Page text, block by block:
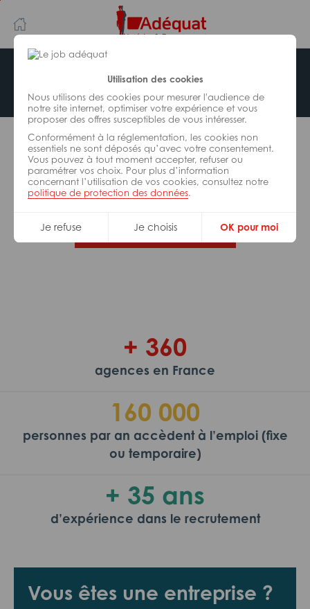
Utilisation des cookies
Nous utilisons des cookies pour mesurer l'audience de
notre site internet, optimiser votre expérience et vous
proposer des offres susceptibles de vous intéresser.
Conformément à la réglementation, les cookies non
essentiels ne sont déposés qu’avec votre consentement.
Vous pouvez à tout moment accepter, refuser ou
paramétrer vos choix. Pour plus d’information
concernant l’utilisation de vos cookies, consultez notre
politique de protection des données.
Je refuse Je choisis OK pour moi
au
contenu
principal
navigation
Offre indisponible
L’offre d’emploi que vous tentez de consulter n’est
plus disponible.
De nombreuses autres missions peuvent vous
correspondre, consultez toutes nos offres.
Trouvez votre job Adéquat !
Vous êtes une entreprise ?
+ 360
agences en France
160 000
personnes par an accèdent à l’emploi (fixe
ou temporaire)
+ 35 ans
d’expérience dans le recrutement